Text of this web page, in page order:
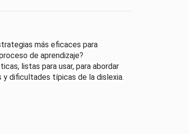
más eficaces para
de aprendizaje?
listas para usar, para abordar
dificultades típicas de la dislexia.